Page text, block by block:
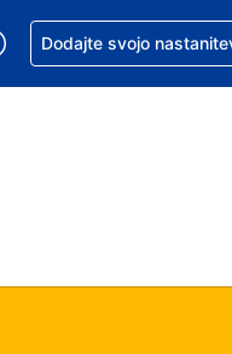
trenutna valuta je
Vaš trenutni jezik je
Zaprosite za pomoč pri
Dodajte svojo